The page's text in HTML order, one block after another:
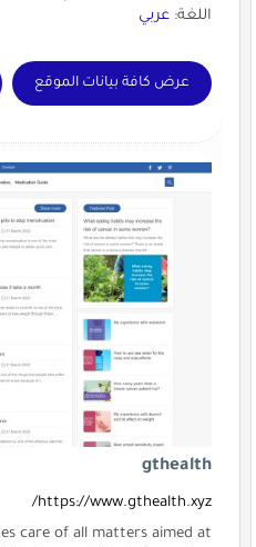
اللغة: عربي
عرض كافة بيانات الموقع
gthealth
https://www.gthealth.xyz/
care of all matters aimed at